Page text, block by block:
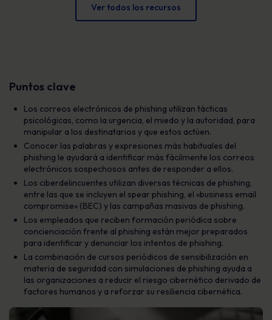
Ver todos los recursos
Puntos clave
Los correos electrónicos de phishing utilizan tácticas
psicológicas, como la urgencia, el miedo y la autoridad, para
manipular a los destinatarios y que estos actúen.
Conocer las palabras y expresiones más habituales del
phishing le ayudará a identificar más fácilmente los correos
electrónicos sospechosos antes de responder a ellos.
Los ciberdelincuentes utilizan diversas técnicas de phishing,
entre las que se incluyen el spear phishing, el «business email
compromise» (BEC) y las campañas masivas de phishing.
Los empleados que reciben formación periódica sobre
concienciación frente al phishing están mejor preparados
para identificar y denunciar los intentos de phishing.
La combinación de cursos periódicos de sensibilización en
materia de seguridad con simulaciones de phishing ayuda a
las organizaciones a reducir el riesgo cibernético derivado de
factores humanos y a reforzar su resiliencia cibernética.